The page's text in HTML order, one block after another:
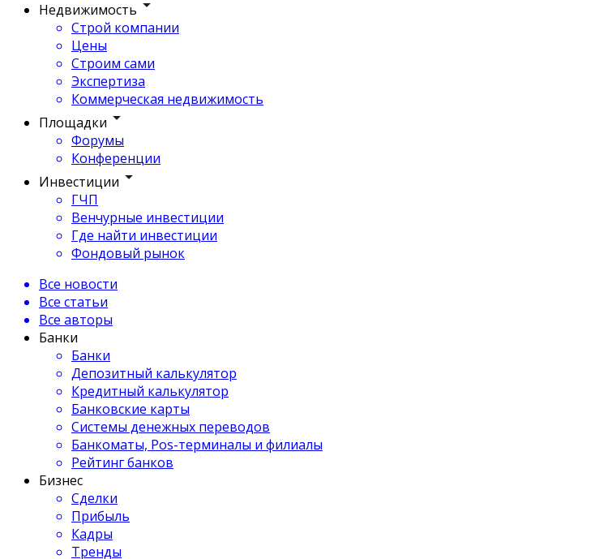
Недвижимость
Строй компании
Цены
Строим сами
Экспертиза
Коммерческая недвижимость
Площадки
Форумы
Конференции
Инвестиции
ГЧП
Венчурные инвестиции
Где найти инвестиции
Фондовый рынок
Все новости
Все статьи
Все авторы
Банки
Банки
Депозитный калькулятор
Кредитный калькулятор
Банковские карты
Системы денежных переводов
Банкоматы, Pos-терминалы и филиалы
Рейтинг банков
Бизнес
Сделки
Прибыль
Кадры
Тренды